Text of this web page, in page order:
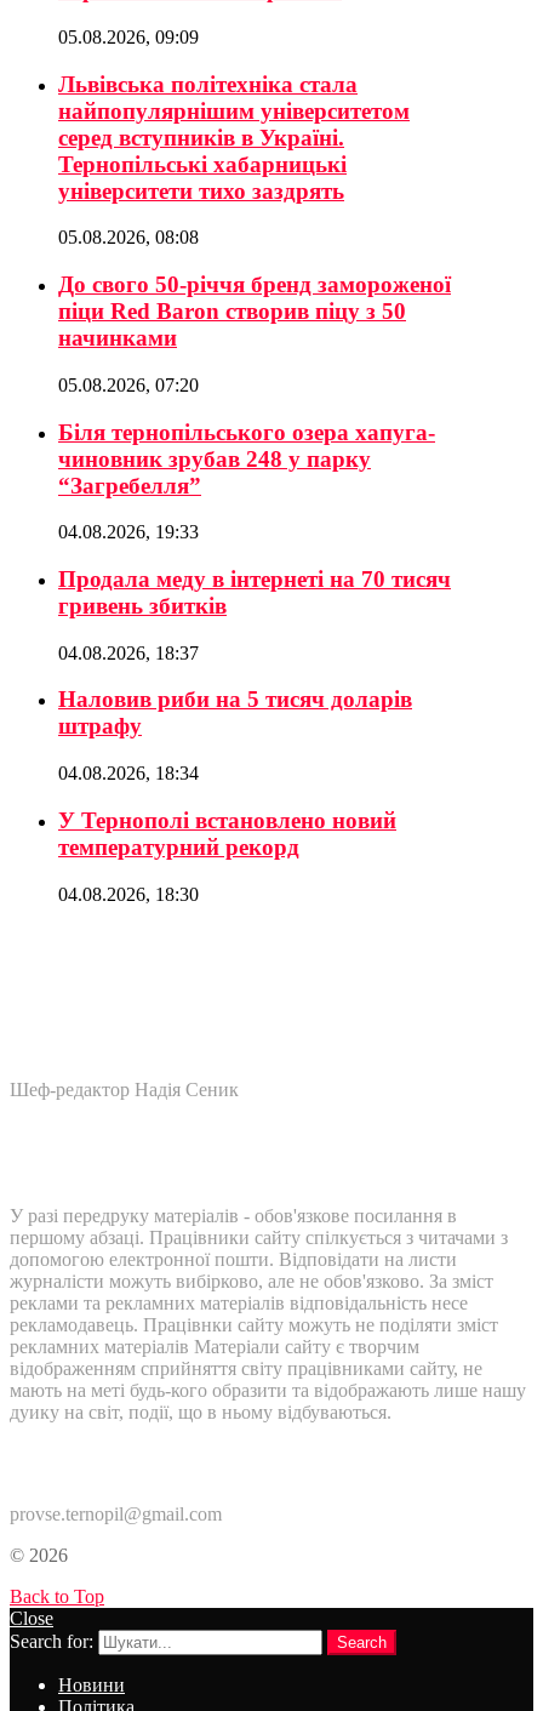
05.08.2026, 09:09
Львівська політехніка стала
найпопулярнішим університетом
серед вступників в Україні.
Тернопільські хабарницькі
університети тихо заздрять
05.08.2026, 08:08
До свого 50-річчя бренд замороженої
піци Red Baron створив піцу з 50
начинками
05.08.2026, 07:20
Біля тернопільського озера хапуга-
чиновник зрубав 248 у парку
“Загребелля”
04.08.2026, 19:33
Продала меду в інтернеті на 70 тисяч
гривень збитків
04.08.2026, 18:37
Наловив риби на 5 тисяч доларів
штрафу
04.08.2026, 18:34
У Тернополі встановлено новий
температурний рекорд
04.08.2026, 18:30
Шеф-редактор Надія Сеник
У разі передруку матеріалів - обов'язкове посилання в
першому абзаці. Працівники сайту спілкується з читачами з
допомогою електронної пошти. Відповідати на листи
журналісти можуть вибірково, але не обов'язково. За зміст
реклами та рекламних матеріалів відповідальність несе
рекламодавець. Працівнки сайту можуть не поділяти зміст
рекламних матеріалів Матеріали сайту є творчим
відображенням сприйняття світу працівниками сайту, не
мають на меті будь-кого образити та відображають лише нашу
дуику на світ, події, що в ньому відбуваються.
provse.ternopil@gmail.com
© 2026
Back to Top
Close
Search for:
Search
Новини